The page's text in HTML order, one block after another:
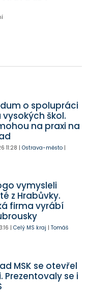
o spolupráci
vysokých škol.
na praxi na
11:28 | Ostrava-město|
vymysleli
z Hrabůvky.
firma vyrábí
| Celý MS kraj | Tomáš
MSK se otevřel
Prezentovaly se i